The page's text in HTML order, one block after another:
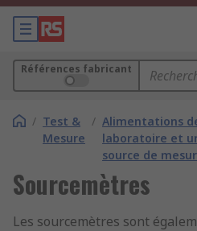
Références fabricant
/ Test &
Mesure
/ Alimentations
laboratoire et
source de
Sourcemètres
Les sourcemètres sont